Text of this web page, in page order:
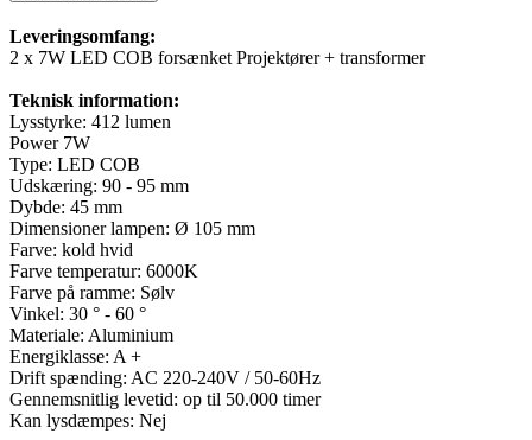
Leveringsomfang:
2 x 7W LED COB forsænket Projektører + transformer
Teknisk information:
Lysstyrke: 412 lumen
Power 7W
Type: LED COB
Udskæring: 90 - 95 mm
Dybde: 45 mm
Dimensioner lampen: Ø 105 mm
Farve: kold hvid
Farve temperatur: 6000K
Farve på ramme: Sølv
Vinkel: 30 ° - 60 °
Materiale: Aluminium
Energiklasse: A +
Drift spænding: AC 220-240V / 50-60Hz
Gennemsnitlig levetid: op til 50.000 timer
Kan lysdæmpes: Nej